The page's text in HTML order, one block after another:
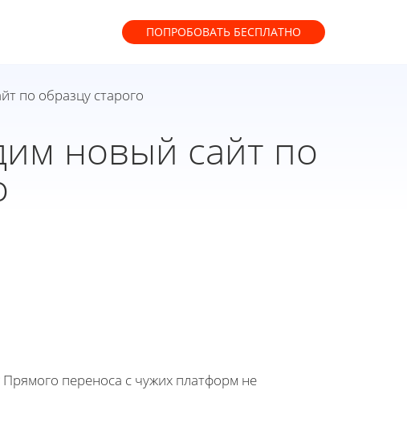
ПОПРОБОВАТЬ БЕСПЛАТНО
по образцу старого
новый сайт по
Прямого переноса с чужих платформ не